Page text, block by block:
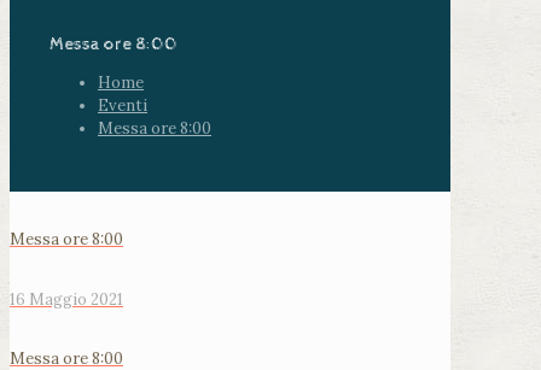
Messa ore 8:00
Home
Eventi
Messa ore 8:00
Messa ore 8:00
16 Maggio 2021
Messa ore 8:00